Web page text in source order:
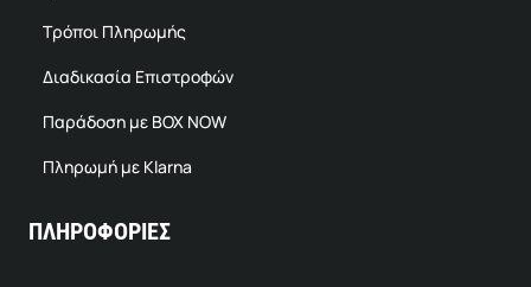
Τρόποι Πληρωμής
Διαδικασία Επιστροφών
Παράδοση με BOX NOW
Πληρωμή με Klarna
ΠΛΗΡΟΦΟΡΙΕΣ